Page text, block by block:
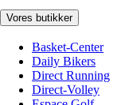
Vores butikker
Basket-Center
Daily Bikers
Direct Running
Direct-Volley